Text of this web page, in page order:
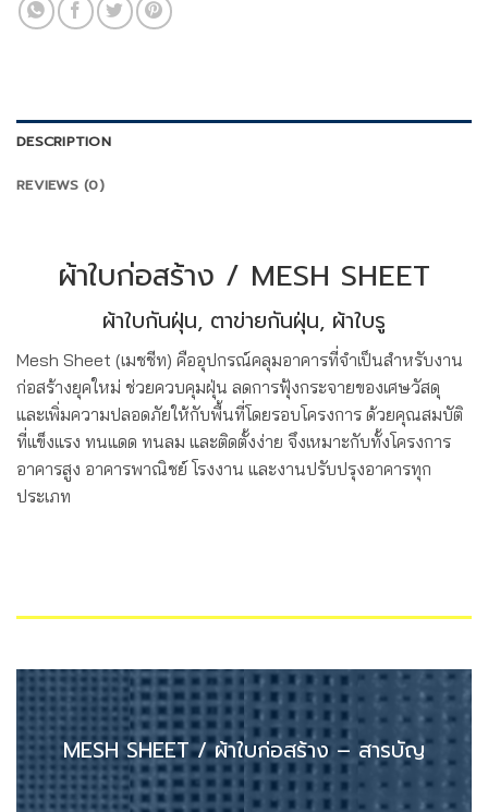
DESCRIPTION
REVIEWS (0)
ผ้าใบก่อสร้าง / MESH SHEET
ผ้าใบกันฝุ่น, ตาข่ายกันฝุ่น, ผ้าใบรู
Mesh Sheet (เมชชีท) คืออุปกรณ์คลุมอาคารที่จำเป็นสำหรับงาน
ก่อสร้างยุคใหม่ ช่วยควบคุมฝุ่น ลดการฟุ้งกระจายของเศษวัสดุ
และเพิ่มความปลอดภัยให้กับพื้นที่โดยรอบโครงการ ด้วยคุณสมบัติ
ที่แข็งแรง ทนแดด ทนลม และติดตั้งง่าย จึงเหมาะกับทั้งโครงการ
อาคารสูง อาคารพาณิชย์ โรงงาน และงานปรับปรุงอาคารทุก
ประเภท
MESH SHEET / ผ้าใบก่อสร้าง – สารบัญ